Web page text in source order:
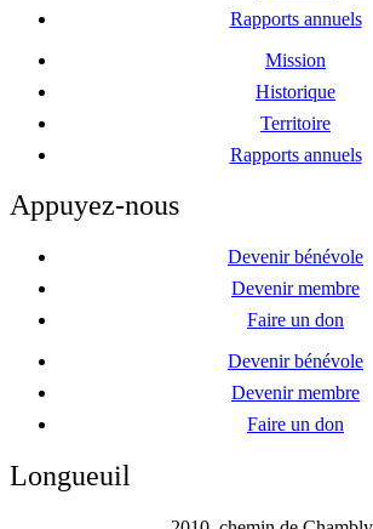
Rapports annuels
Mission
Historique
Territoire
Rapports annuels
Appuyez-nous
Devenir bénévole
Devenir membre
Faire un don
Devenir bénévole
Devenir membre
Faire un don
Longueuil